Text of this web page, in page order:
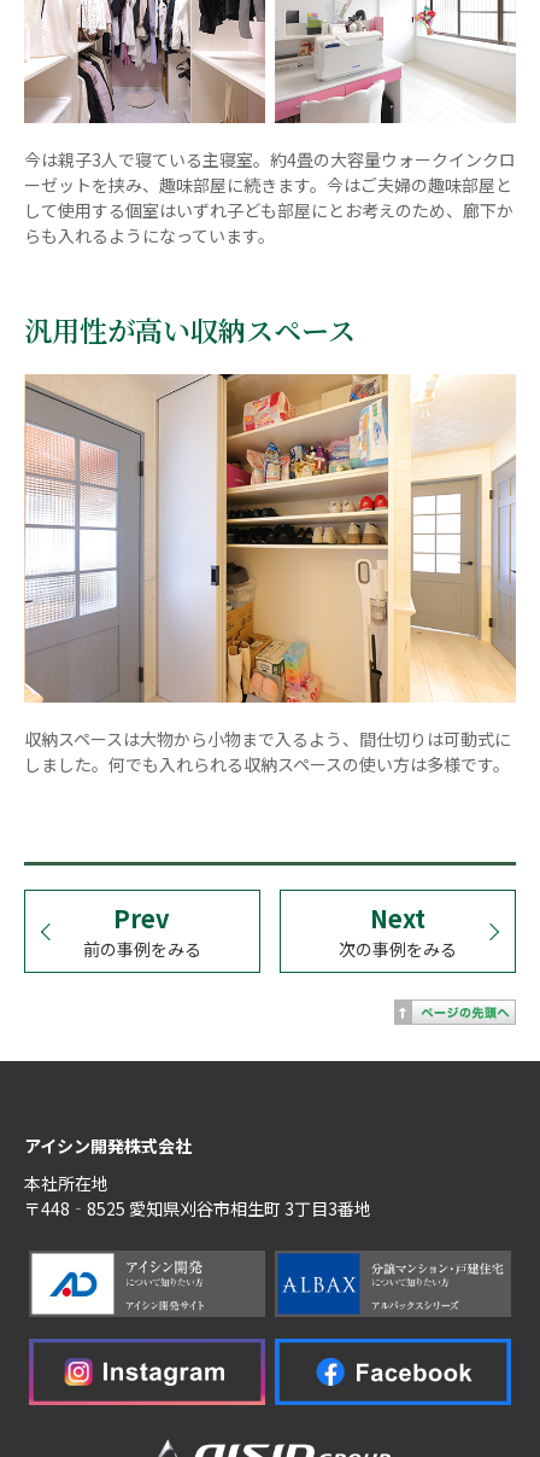
今は親子3人で寝ている主寝室。約4畳の大容量ウォークインクロ
ーゼットを挟み、趣味部屋に続きます。今はご夫婦の趣味部屋と
して使用する個室はいずれ子ども部屋にとお考えのため、廊下か
らも入れるようになっています。
汎用性が高い収納スペース
収納スペースは大物から小物まで入るよう、間仕切りは可動式に
しました。何でも入れられる収納スペースの使い方は多様です。
Prev
前の事例をみる
Next
次の事例をみる
アイシン開発株式会社
本社所在地
〒448‐8525 愛知県刈谷市相生町 3丁目3番地